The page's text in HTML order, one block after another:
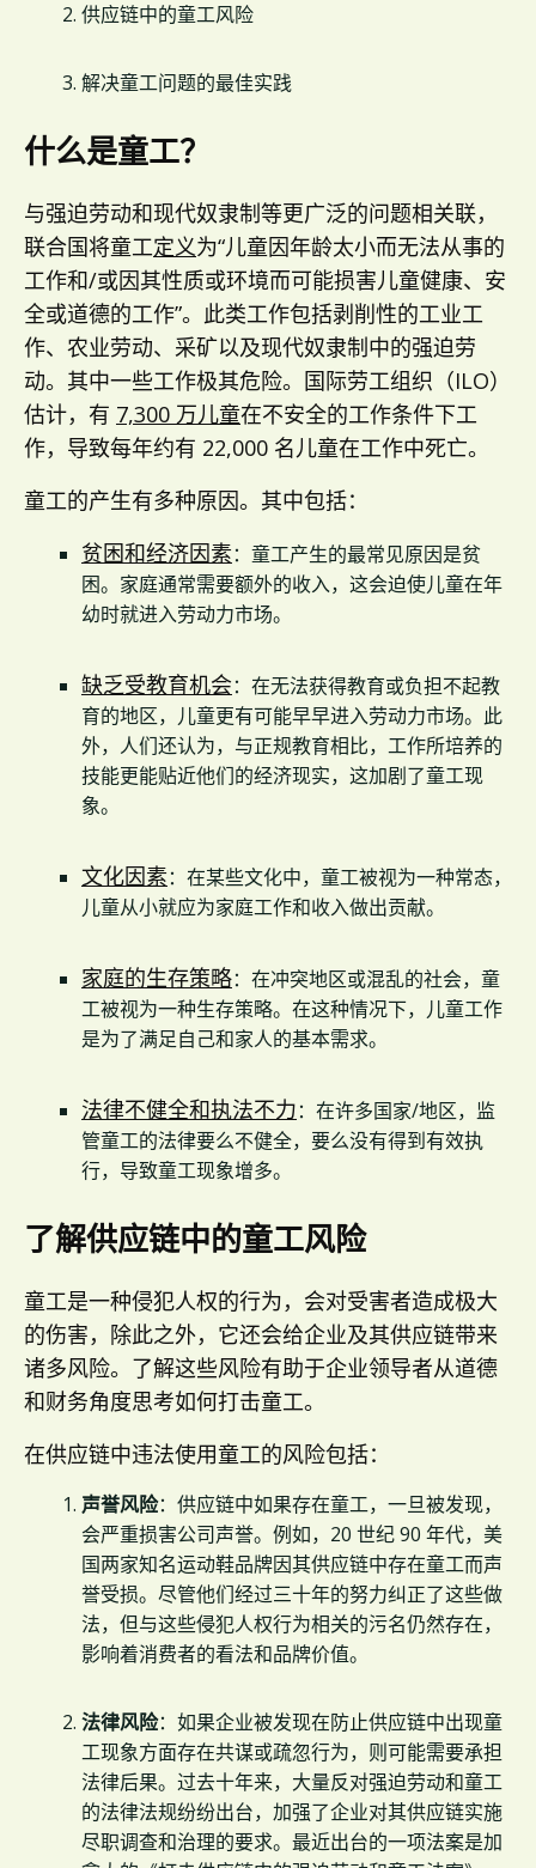
供应链中的童工风险
解决童工问题的最佳实践
什么是童工？
与强迫劳动和现代奴隶制等更广泛的问题相关联，
联合国将童工定义为“儿童因年龄太小而无法从事的
工作和/或因其性质或环境而可能损害儿童健康、安
全或道德的工作”。此类工作包括剥削性的工业工
作、农业劳动、采矿以及现代奴隶制中的强迫劳
动。其中一些工作极其危险。国际劳工组织（ILO）
估计，有 7,300 万儿童在不安全的工作条件下工
作，导致每年约有 22,000 名儿童在工作中死亡。
童工的产生有多种原因。其中包括：
贫困和经济因素：童工产生的最常见原因是贫
困。家庭通常需要额外的收入，这会迫使儿童在年
幼时就进入劳动力市场。
缺乏受教育机会：在无法获得教育或负担不起教
育的地区，儿童更有可能早早进入劳动力市场。此
外，人们还认为，与正规教育相比，工作所培养的
技能更能贴近他们的经济现实，这加剧了童工现
象。
文化因素：在某些文化中，童工被视为一种常态，
儿童从小就应为家庭工作和收入做出贡献。
家庭的生存策略：在冲突地区或混乱的社会，童
工被视为一种生存策略。在这种情况下，儿童工作
是为了满足自己和家人的基本需求。
法律不健全和执法不力：在许多国家/地区，监
管童工的法律要么不健全，要么没有得到有效执
行，导致童工现象增多。
了解供应链中的童工风险
童工是一种侵犯人权的行为，会对受害者造成极大
的伤害，除此之外，它还会给企业及其供应链带来
诸多风险。了解这些风险有助于企业领导者从道德
和财务角度思考如何打击童工。
在供应链中违法使用童工的风险包括：
声誉风险：供应链中如果存在童工，一旦被发现，
会严重损害公司声誉。例如，20 世纪 90 年代，美
国两家知名运动鞋品牌因其供应链中存在童工而声
誉受损。尽管他们经过三十年的努力纠正了这些做
法，但与这些侵犯人权行为相关的污名仍然存在，
影响着消费者的看法和品牌价值。
法律风险：如果企业被发现在防止供应链中出现童
工现象方面存在共谋或疏忽行为，则可能需要承担
法律后果。过去十年来，大量反对强迫劳动和童工
的法律法规纷纷出台，加强了企业对其供应链实施
尽职调查和治理的要求。最近出台的一项法案是加